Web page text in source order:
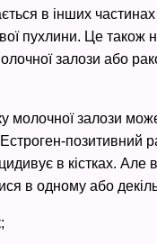
в інших частинах
пухлини. Це також
залози або
молочної залози
позитивний
в кістках. Але
в одному або